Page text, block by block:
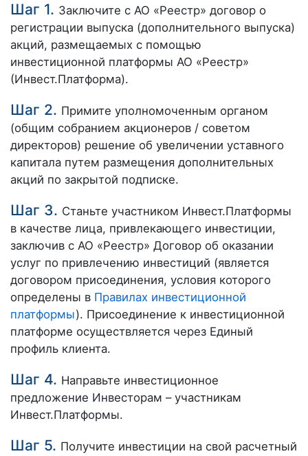
Шаг 1. Заключите с АО «Реестр» договор о
регистрации выпуска (дополнительного выпуска)
акций, размещаемых с помощью
инвестиционной платформы АО «Реестр»
(Инвест.Платформа).
Шаг 2. Примите уполномоченным органом
(общим собранием акционеров / советом
директоров) решение об увеличении уставного
капитала путем размещения дополнительных
акций по закрытой подписке.
Шаг 3. Станьте участником Инвест.Платформы
в качестве лица, привлекающего инвестиции,
заключив с АО «Реестр» Договор об оказании
услуг по привлечению инвестиций (является
договором присоединения, условия которого
определены в Правилах инвестиционной
платформы). Присоединение к инвестиционной
платформе осуществляется через Единый
профиль клиента.
Шаг 4. Направьте инвестиционное
предложение Инвесторам – участникам
Инвест.Платформы.
Шаг 5. Получите инвестиции на свой расчетный